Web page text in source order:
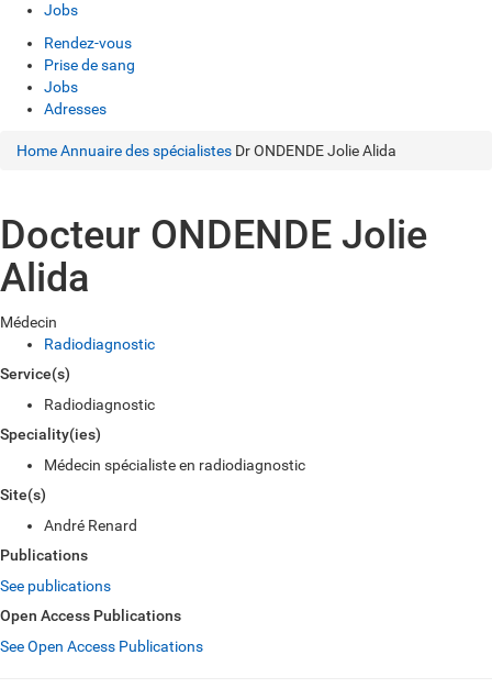
Jobs
Rendez-vous
Prise de sang
Jobs
Adresses
HomeAnnuaire des spécialistes Dr ONDENDE Jolie Alida
Docteur ONDENDE Jolie
Alida
Médecin
Radiodiagnostic
Service(s)
Radiodiagnostic
Speciality(ies)
Médecin spécialiste en radiodiagnostic
Site(s)
André Renard
Publications
See publications
Open Access Publications
See Open Access Publications